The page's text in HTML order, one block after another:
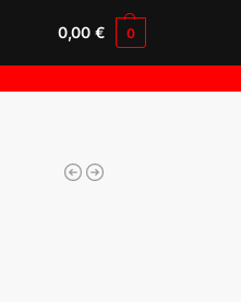
0,00€ 0